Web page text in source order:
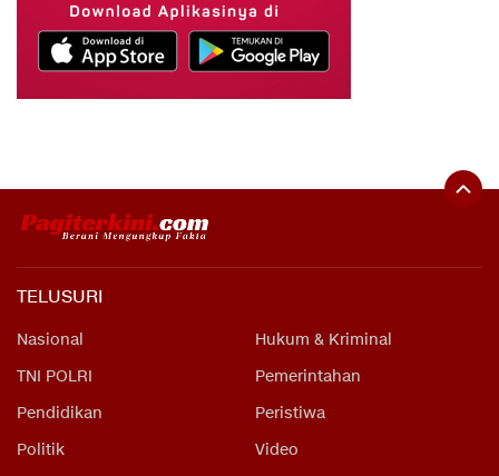
TELUSURI
Nasional
Hukum & Kriminal
TNI POLRI
Pemerintahan
Pendidikan
Peristiwa
Politik
Video